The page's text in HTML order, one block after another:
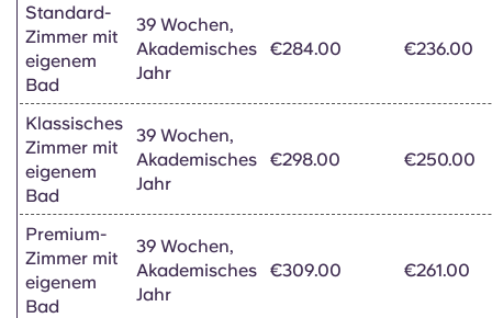
Standard-
Zimmer mit
eigenem
Bad
39 Wochen,
Akademisches
Jahr
€284.00 €236.00
Klassisches
Zimmer mit
eigenem
Bad
39 Wochen,
Akademisches
Jahr
€298.00 €250.00
Premium-
Zimmer mit
eigenem
Bad
39 Wochen,
Akademisches
Jahr
€309.00 €261.00